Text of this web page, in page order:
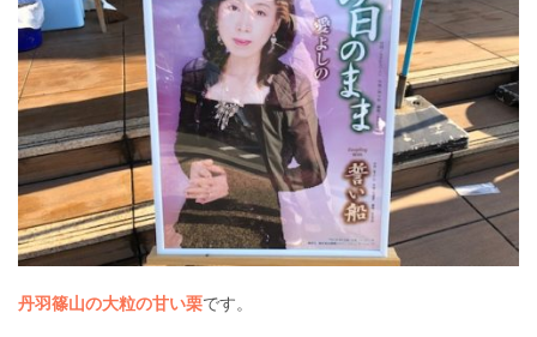
丹羽篠山の大粒の甘い栗です。